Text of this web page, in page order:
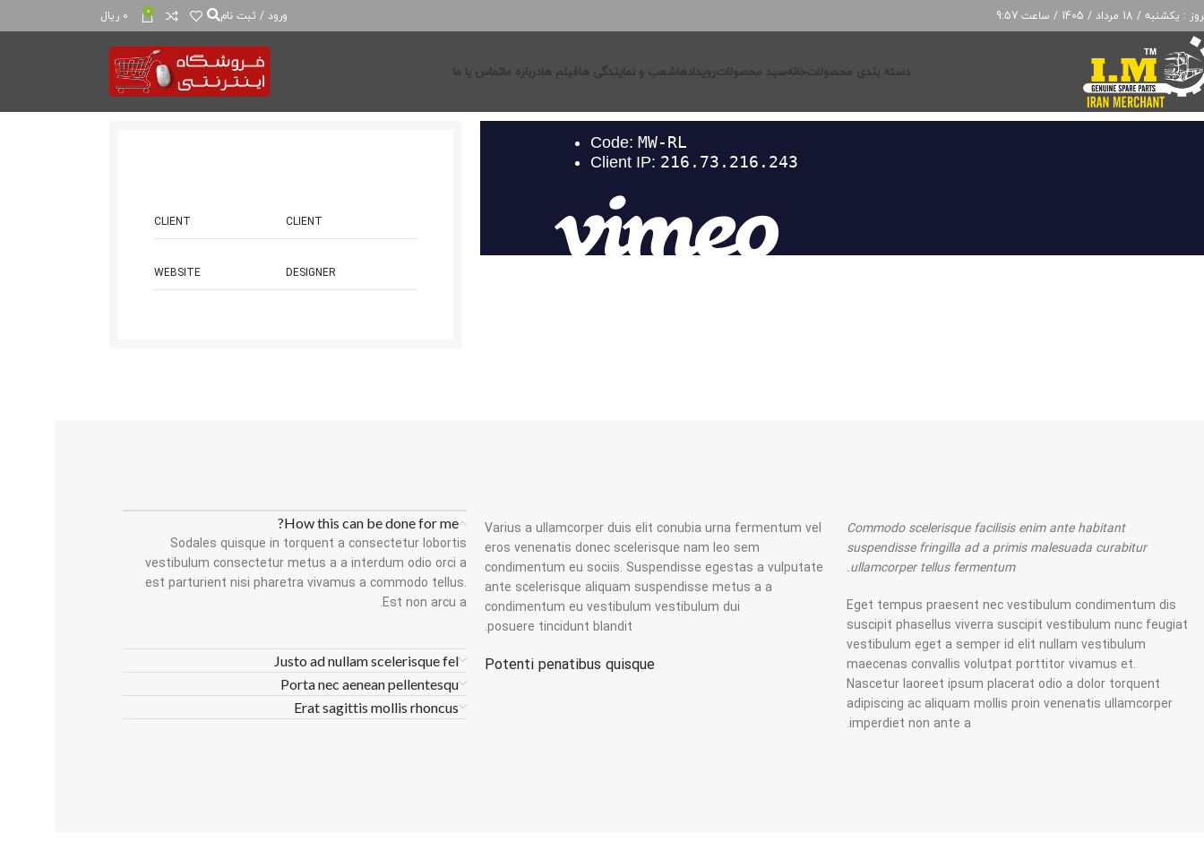
یکشنبه / 18 مرداد / 1405 / ساعت 9:57 ورود / ثبت نام 0
0 ریال
دسته بندی محصولاتخانهسبد محصولاترویدادهاشعب و نمایندگی هافیلم هادرباره ماتماس با ما
CLIENT
CLIENT
DESIGNER
WEBSITE
Commodo scelerisque facilisis enim ante habitant
suspendisse fringilla ad a primis malesuada curabitur
ullamcorper tellus fermentum.
Eget tempus praesent nec vestibulum condimentum dis
suscipit phasellus viverra suscipit vestibulum nunc feugiat
vestibulum eget a semper id elit nullam vestibulum
maecenas convallis volutpat porttitor vivamus et.
Nascetur laoreet ipsum placerat odio a dolor torquent
adipiscing ac aliquam mollis proin venenatis ullamcorper
imperdiet non ante a.
Varius a ullamcorper duis elit conubia urna fermentum vel
eros venenatis donec scelerisque nam leo sem
condimentum eu sociis. Suspendisse egestas a vulputate
ante scelerisque aliquam suspendisse metus a a
condimentum eu vestibulum vestibulum dui
posuere tincidunt blandit.
Potenti penatibus quisque
How this can be done for me?
Sodales quisque in torquent a consectetur lobortis
vestibulum consectetur metus a a interdum odio orci a
est parturient nisi pharetra vivamus a commodo tellus.
Est non arcu a.
Justo ad nullam scelerisque fel
Porta nec aenean pellentesqu
Erat sagittis mollis rhoncus